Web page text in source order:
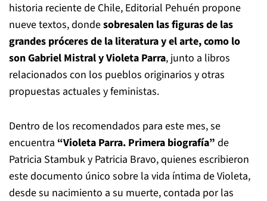
historia reciente de Chile, Editorial Pehuén propone
nueve textos, dondesobresalen las figuras de las
grandes próceres de la literatura y el arte, como lo
son Gabriel Mistral y Violeta Parra, junto a libros
relacionados con los pueblos originarios y otras
propuestas actuales y feministas.
Dentro de los recomendados para este mes, se
encuentra “Violeta Parra. Primera biografía” de
Patricia Stambuk y Patricia Bravo, quienes escribieron
este documento único sobre la vida íntima de Violeta,
desde su nacimiento a su muerte, contada por las